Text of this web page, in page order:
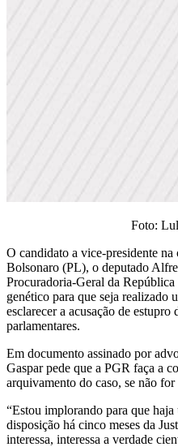
Foto:
O candidato a vice-presidente
Bolsonaro (PL), o deputado
Procuradoria-Geral da
genético para que seja
esclarecer a acusação de
parlamentares.
Em documento assinado por
Gaspar pede que a PGR faça a
arquivamento do caso, se não
“Estou implorando para que
disposição há cinco meses da
interessa, interessa a verdade